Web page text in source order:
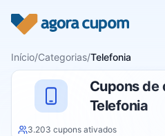
Início/Categorias/Telefonia
Cupons de
Telefonia
3.203 cupons ativados